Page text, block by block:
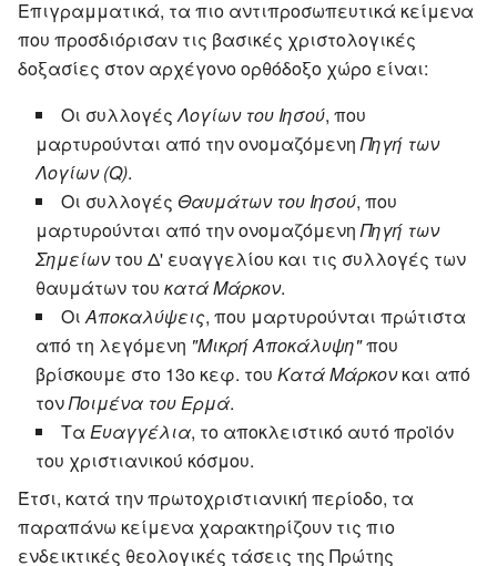
Επιγραμματικά, τα πιο αντιπροσωπευτικά κείμενα
που προσδιόρισαν τις βασικές χριστολογικές
δοξασίες στον αρχέγονο ορθόδοξο χώρο είναι:
Οι συλλογές Λογίων του Ιησού, που
μαρτυρούνται από την ονομαζόμενη Πηγή των
Λογίων (Q).
Οι συλλογές Θαυμάτων του Ιησού, που
μαρτυρούνται από την ονομαζόμενη Πηγή των
Σημείωντου Δ' ευαγγελίου και τις συλλογές των
θαυμάτων του κατά Μάρκον.
Οι Αποκαλύψεις, που μαρτυρούνται πρώτιστα
από τη λεγόμενη "Μικρή Αποκάλυψη"που
βρίσκουμε στο 13ο κεφ. του Κατά Μάρκονκαι από
τονΠοιμένα του Ερμά.
Τα Ευαγγέλια, το αποκλειστικό αυτό προϊόν
του χριστιανικού κόσμου.
Έτσι, κατά την πρωτοχριστιανική περίοδο, τα
παραπάνω κείμενα χαρακτηρίζουν τις πιο
ενδεικτικές θεολογικές τάσεις της Πρώτης